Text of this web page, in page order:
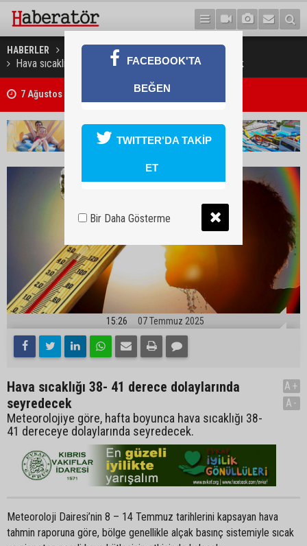
HABERLER GÜNDEM
Hava sıcaklığı 38- 41 derece dolaylarında seyredecek
7 Ağustos 2026 Döviz Kurları
15:26 07 Temmuz 2025
Hava sıcaklığı 38- 41 derece dolaylarında
seyredecek
Meteorolojiye göre, hafta boyunca hava sıcaklığı 38-
41 dereceye dolaylarında seyredecek.
A+
A-
Meteoroloji Dairesi’nin 8 – 14 Temmuz tarihlerini kapsayan hava
tahmin raporuna göre, bölge genellikle alçak basınç sistemiyle sıcak
FACEBOOK'TA
BEĞEN
TWITTER'DA TAKİP
ET
Bir Daha Gösterme